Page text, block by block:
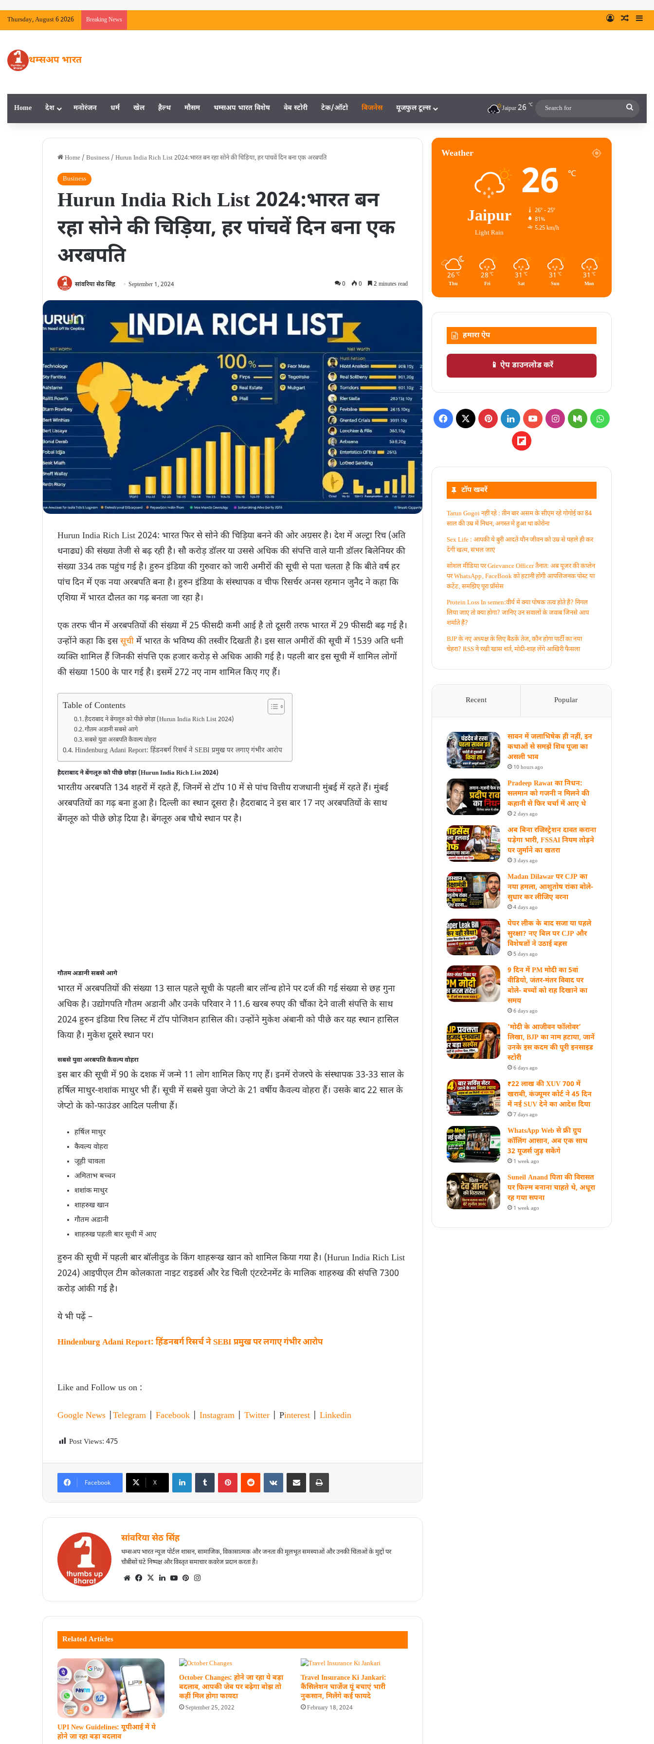
Thursday, August 6 2026 Breaking News
थम्सअप भारत
Home देश मनाेरंजन धर्म खेल हैल्‍थ मौसम थम्‍सअप भारत विशेष वेब स्‍टोरी टेक/ऑटो बिजनेस यूजफुल टूल्‍स Jaipur26 ℃
Home / Business / Hurun India Rich List 2024:भारत बन रहा सोने की चिड़िया, हर पांचवें दिन बना एक अरबपति
Business
Hurun India Rich List 2024:भारत बन
रहा सोने की चिड़िया, हर पांचवें दिन बना एक
अरबपति
सांवरिया सेठ सिंह September 1, 2024 0 0 2 minutes read
Hurun India Rich List 2024: भारत फिर से सोने की चिड़िया बनने की ओर अग्रसर है। देश में अल्ट्रा रिच (अति
धनाढ्य) की संख्या तेजी से बढ़ रही है। सौ करोड़ डॉलर या उससे अधिक की संपत्ति वाले यानी डॉलर बिलेनियर की
संख्या 334 तक पहुंच गई है। हुरुन इंडिया की गुरुवार को जारी अमीरों की सूची से पता चलता है कि बीते वर्ष हर
पांच दिन में एक नया अरबपति बना है। हुरुन इंडिया के संस्थापक व चीफ रिसर्चर अनस रहमान जुनैद ने कहा कि
एशिया में भारत दौलत का गढ़ बनता जा रहा है।
एक तरफ चीन में अरबपतियों की संख्या में 25 फीसदी कमी आई है तो दूसरी तरफ भारत में 29 फीसदी बढ़ गई है।
उन्होंने कहा कि इससूची में भारत के भविष्य की तस्वीर दिखती है। इस साल अमीरों की सूची में 1539 अति धनी
व्यक्ति शामिल हैं जिनकी संपत्ति एक हजार करोड़ से अधिक आकी गई है। पहली बार इस सूची में शामिल लोगों
की संख्या 1500 के पार गई है। इसमें 272 नए नाम शामिल किए गए हैं।
Table of Contents
हैदराबाद ने बेंगलूरु को पीछे छोड़ा (Hurun India Rich List 2024)
गौतम अडानी सबसे आगे
सबसे युवा अरबपति कैवल्य वोहरा
Hindenburg Adani Report: हिंडनबर्ग रिसर्च ने SEBI प्रमुख पर लगाए गंभीर आरोप
हैदराबाद ने बेंगलूरु को पीछे छोड़ा (Hurun India Rich List 2024)
भारतीय अरबपति 134 शहरों में रहते हैं, जिनमें से टॉप 10 में से पांच वित्तीय राजधानी मुंबई में रहते हैं। मुंबई
अरबपतियों का गढ़ बना हुआ है। दिल्ली का स्थान दूसरा है। हैदराबाद ने इस बार 17 नए अरबपतियों के साथ
बेंगलूरु को पीछे छोड़ दिया है। बेंगलूरु अब चौथे स्थान पर है।
गौतम अडानी सबसे आगे
भारत में अरबपतियों की संख्या 13 साल पहले सूची के पहली बार लॉन्च होने पर दर्ज की गई संख्या से छह गुना
अधिक है। उद्योगपति गौतम अडानी और उनके परिवार ने 11.6 खरब रुपए की चौंका देने वाली संपत्ति के साथ
2024 हुरुन इंडिया रिच लिस्ट में टॉप पोजिशन हासिल की। उन्होंने मुकेश अंबानी को पीछे कर यह स्थान हासिल
किया है। मुकेश दूसरे स्थान पर।
सबसे युवा अरबपति कैवल्य वोहरा
इस बार की सूची में 90 के दशक में जन्मे 11 लोग शामिल किए गए हैं। इनमें रोजरपे के संस्थापक 33-33 साल के
हर्षिल माथुर-शशांक माथुर भी हैं। सूची में सबसे युवा जेप्टो के 21 वर्षीय कैवल्य वोहरा हैं। उसके बाद 22 साल के
जेप्टो के को-फाउंडर आदिल पलीचा हैं।
हर्षिल माथुर
कैवल्य वोहरा
जूही चावला
अमिताभ बच्चन
शशांक माथुर
शाहरुख खान
गौतम अडानी
शाहरुख पहली बार सूची में आए
हुरुन की सूची में पहली बार बॉलीवुड के किंग शाहरूख खान को शामिल किया गया है। (Hurun India Rich List
2024) आइपीएल टीम कोलकाता नाइट राइडर्स और रेड चिली एंटरटेनमेंट के मालिक शाहरुख की संपत्ति 7300
करोड़ आंकी गई है।
ये भी पढ़ें –
Hindenburg Adani Report: हिंडनबर्ग रिसर्च ने SEBI प्रमुख पर लगाए गंभीर आरोप
Like and Follow us on :
Google News Telegram Facebook Instagram Twitter | Pinterest Linkedin
Post Views: 475
Facebook X
सांवरिया सेठ सिंह
थम्सअप भारत न्यूज पोर्टल शासन, सामाजिक, विकासात्मक और जनता की मूलभूत समस्याओं और उनकी चिंताओं के मुद्दों पर
चौबीसों घंटे निष्पक्ष और विस्तृत समाचार कवरेज प्रदान करता है।
Related Articles
UPI New Guidelines: यूपीआई में ये
होने जा रहा बड़ा बदलाव
October Changes: होने जा रहा ये बड़ा
बदलाव, आपकी जेब पर बढ़ेगा बोझ तो
कहीं मिल होगा फायदा
September 25, 2022
Travel Insurance Ki Jankari:
कैंसिलेशन चार्जेज यूं बचाएं भारी
नुकसान, मिलेंगे कई फायदे
February 18, 2024
Weather
Jaipur
Light Rain
26 ℃
26º - 25º
81%
5.25 km/h
26 ℃
Thu
28 ℃
Fri
31 ℃
Sat
31 ℃
Sun
31 ℃
Mon
हमारा ऐप
📱 ऐप डाउनलोड करें
टॉप खबरें
Tarun Gogoi नहीं रहे : तीन बार असम के सीएम रहे गोगोई का 84
साल की उम्र में निधन, अगस्त में हुआ था कोरोना
Sex Life : आपकी ये बुरी आदतें याैन जीवन को उम्र से पहले ही कर
देंगी खत्म, संभल जाएं
सोशल मीडिया पर Grievance Officer तैनात: अब यूजर की कंप्लेन
पर WhatsApp‚ FaceBook को हटानी होगी आपत्तिजनक पोस्ट या
कंटेंट‚ समझिए पूरा प्रॉसेस
Protein Loss In semen:वीर्य में क्या पोषक तत्व होते हैं? निगल
लिया जाए तो क्या होगा? जानिए उन सवालों के जवाब जिनसे आप
शर्माते हैं?
BJP के नए अध्यक्ष के लिए बैठकें तेज, कौन होगा पार्टी का नया
चेहरा? RSS ने रखी खास शर्त, मोदी-शाह लेंगे आखिरी फैसला
Recent Popular
सावन में जलाभिषेक ही नहीं, इन
कथाओं से समझें शिव पूजा का
असली भाव
10 hours ago
Pradeep Rawat का निधन:
सलमान को गजनी न मिलने की
कहानी से फिर चर्चा में आए थे
2 days ago
अब बिना रजिस्ट्रेशन दावत कराना
पड़ेगा भारी, FSSAI नियम तोड़ने
पर जुर्माने का खतरा
3 days ago
Madan Dilawar पर CJP का
नया हमला, आशुतोष रांका बोले-
सुधार कर लीजिए वरना
4 days ago
पेपर लीक के बाद सजा या पहले
सुरक्षा? नए बिल पर CJP और
विशेषज्ञों ने उठाई बहस
5 days ago
9 दिन में PM मोदी का 5वां
वीडियो, जंतर-मंतर विवाद पर
बोले- बच्चों को राह दिखाने का
समय
6 days ago
‘मोदी के आजीवन फॉलोवर’
लिखा, BJP का नाम हटाया, जानें
उनके इस कदम की पूरी इनसाइड
स्‍टोरी
6 days ago
₹22 लाख की XUV 700 में
खराबी, कंज्यूमर कोर्ट ने 45 दिन
में नई SUV देने का आदेश दिया
7 days ago
WhatsApp Web से फ्री ग्रुप
कॉलिंग आसान, अब एक साथ
32 यूजर्स जुड़ सकेंगे
1 week ago
Suneil Anand पिता की विरासत
पर फिल्म बनाना चाहते थे, अधूरा
रह गया सपना
1 week ago